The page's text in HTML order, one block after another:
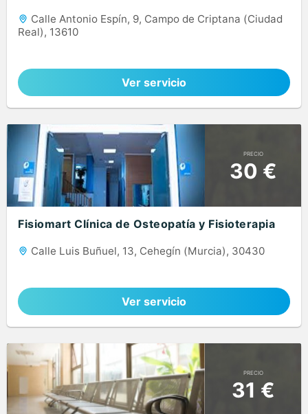
Calle Antonio Espín, 9, Campo de Criptana (Ciudad
Real), 13610
Ver servicio
PRECIO
30 €
Fisiomart Clínica de Osteopatía y Fisioterapia
Calle Luis Buñuel, 13, Cehegín (Murcia), 30430
Ver servicio
PRECIO
31 €